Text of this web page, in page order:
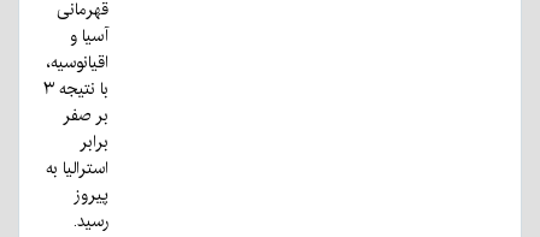
قهرمانی
آسیا و
اقیانوسیه،
با نتیجه ۳
بر صفر
برابر
استرالیا به
پیروز
رسید.